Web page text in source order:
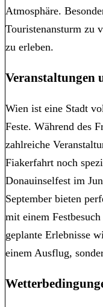
Atmosphäre.
Touristenansturm zu
zu erleben.
Veranstaltungen
Wien ist eine Stadt
Feste. Während des
zahlreiche
Fiakerfahrt noch
Donauinselfest im
September bieten
mit einem
geplante Erlebnisse
einem Ausflug,